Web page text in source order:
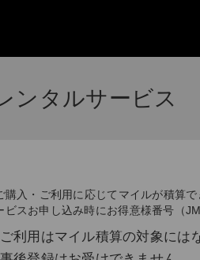
ンタルサービス
購入・ご利用に応じてマイルが積算で
ビスお申し込み時にお得意様番号（
利用はマイル積算の対象には